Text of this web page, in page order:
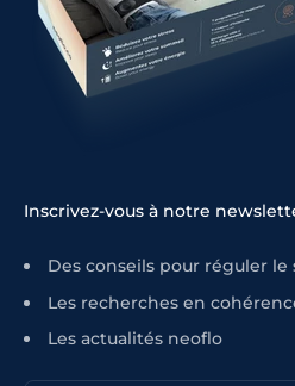
Inscrivez-vous à notre
Des conseils pour réguler
Les recherches en
Les actualités neoflo